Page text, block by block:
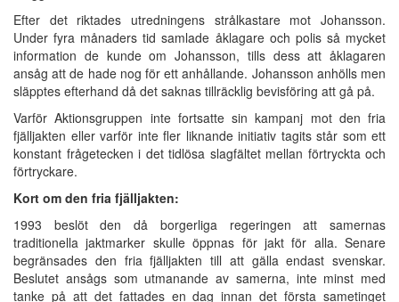
Efter det riktades utredningens strålkastare mot Johansson.
Under fyra månaders tid samlade åklagare och polis så mycket
information de kunde om Johansson, tills dess att åklagaren
ansåg att de hade nog för ett anhållande. Johansson anhölls men
släpptes efterhand då det saknas tillräcklig bevisföring att gå på.
Varför Aktionsgruppen inte fortsatte sin kampanj mot den fria
fjälljakten eller varför inte fler liknande initiativ tagits står som ett
konstant frågetecken i det tidlösa slagfältet mellan förtryckta och
förtryckare.
Kort om den fria fjälljakten:
1993 beslöt den då borgerliga regeringen att samernas
traditionella jaktmarker skulle öppnas för jakt för alla. Senare
begränsades den fria fjälljakten till att gälla endast svenskar.
Beslutet ansågs som utmanande av samerna, inte minst med
tanke på att det fattades en dag innan det första sametinget